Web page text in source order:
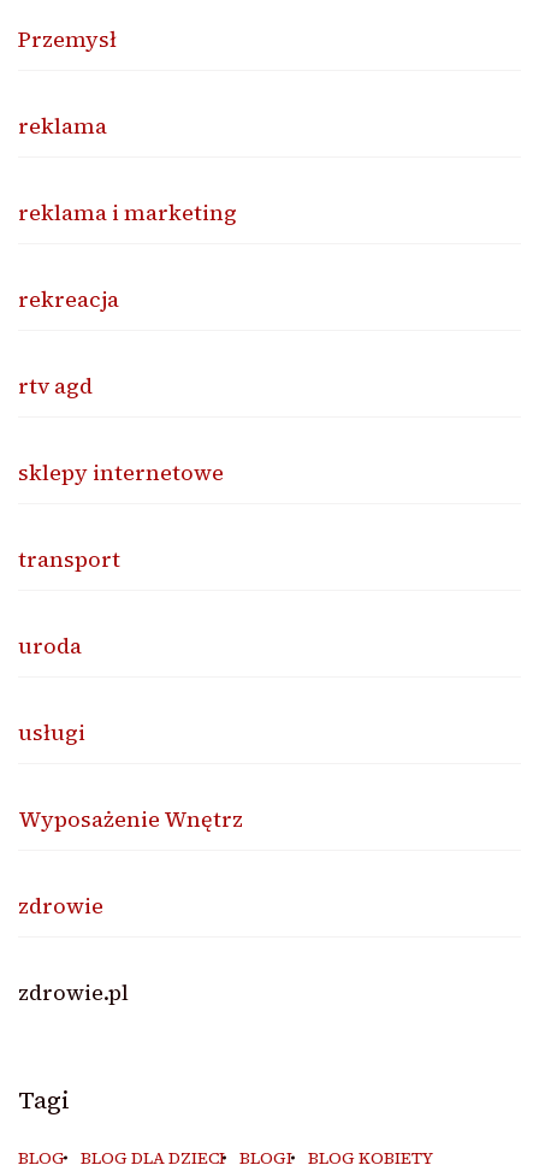
Przemysł
reklama
reklama i marketing
rekreacja
rtv agd
sklepy internetowe
transport
uroda
usługi
Wyposażenie Wnętrz
zdrowie
zdrowie.pl
Tagi
BLOG BLOG DLA DZIECI BLOGI BLOG KOBIETY